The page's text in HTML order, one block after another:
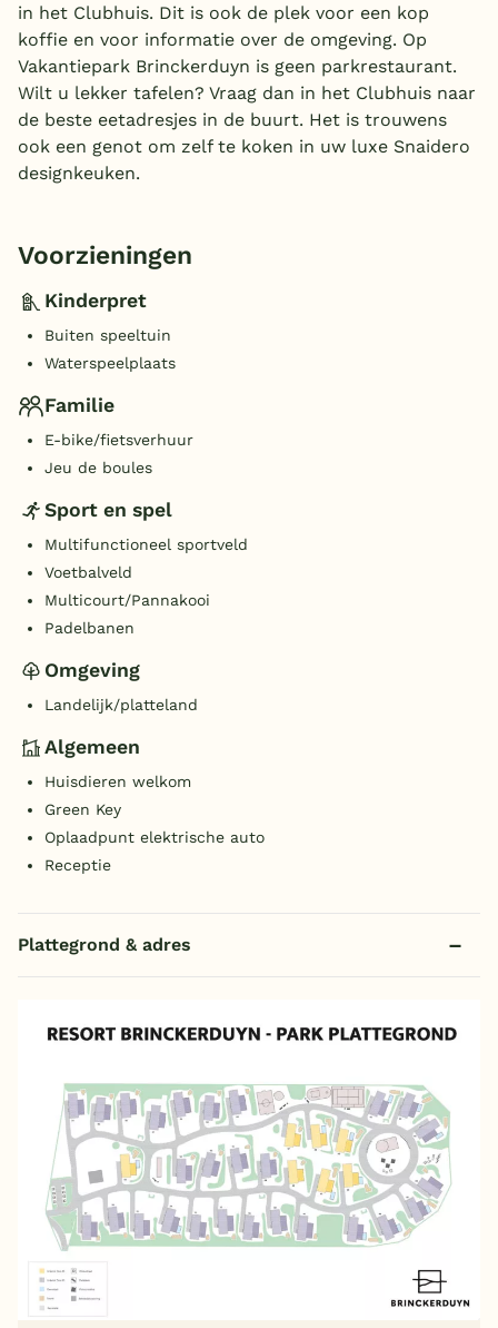
in het Clubhuis. Dit is ook de plek voor een kop
koffie en voor informatie over de omgeving. Op
Vakantiepark Brinckerduyn is geen parkrestaurant.
Wilt u lekker tafelen? Vraag dan in het Clubhuis naar
de beste eetadresjes in de buurt. Het is trouwens
ook een genot om zelf te koken in uw luxe Snaidero
designkeuken.
Voorzieningen
Kinderpret
Buiten speeltuin
Waterspeelplaats
Familie
E-bike/fietsverhuur
Jeu de boules
Sport en spel
Multifunctioneel sportveld
Voetbalveld
Multicourt/Pannakooi
Padelbanen
Omgeving
Landelijk/platteland
Algemeen
Huisdieren welkom
Green Key
Oplaadpunt elektrische auto
Receptie
Plattegrond & adres